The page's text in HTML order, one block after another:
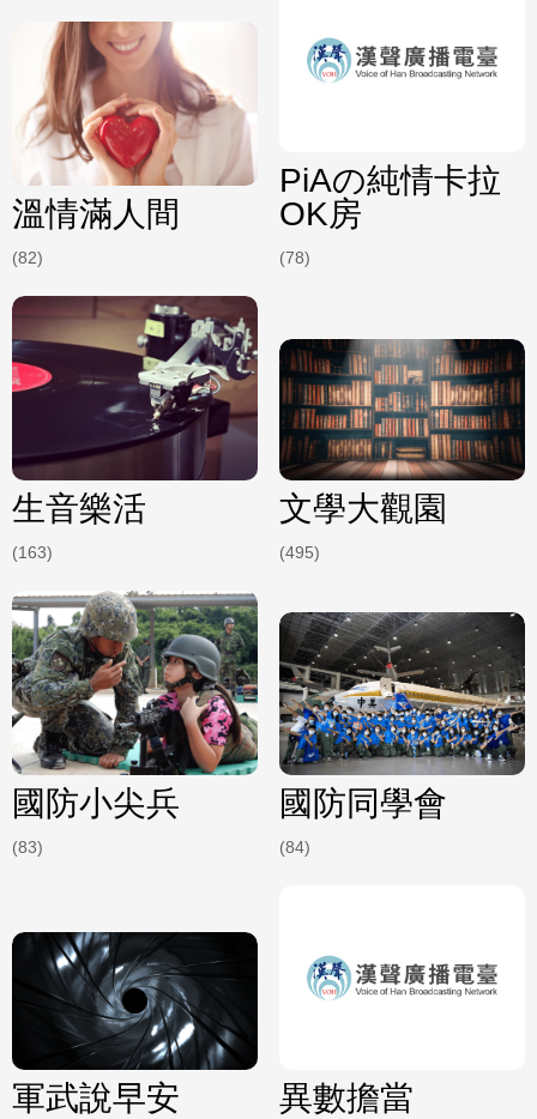
溫情滿人間
(82)
PiAの純情卡拉
OK房
(78)
生音樂活
(163)
文學大觀園
(495)
國防小尖兵
(83)
國防同學會
(84)
軍武說早安 異數擔當